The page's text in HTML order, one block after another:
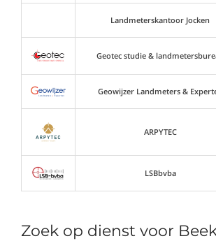
Zoek op dienst voor
Landmeterskantoor Jocken
Geotec studie &
Geowijzer Landmeters &
ARPYTEC
LSBbvba